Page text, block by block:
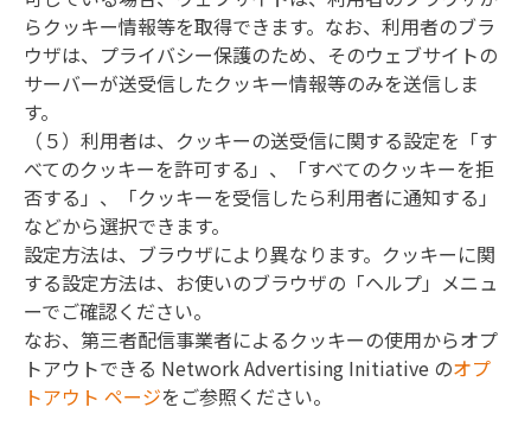
らクッキー情報等を取得できます。なお、利用者のブラ
ウザは、プライバシー保護のため、そのウェブサイトの
サーバーが送受信したクッキー情報等のみを送信しま
す。
（５）利用者は、クッキーの送受信に関する設定を「す
べてのクッキーを許可する」、「すべてのクッキーを拒
否する」、「クッキーを受信したら利用者に通知する」
などから選択できます。
設定方法は、ブラウザにより異なります。クッキーに関
する設定方法は、お使いのブラウザの「ヘルプ」メニュ
ーでご確認ください。
なお、第三者配信事業者によるクッキーの使用からオプ
トアウトできる Network Advertising Initiative のオプ
トアウト ページをご参照ください。